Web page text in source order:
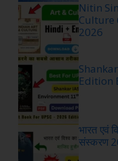
Nitin
Culture
2026
Edition
भारत एवं
संस्करण